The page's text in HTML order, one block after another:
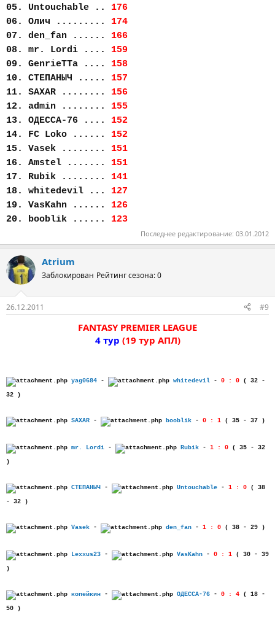
05. Untouchable .. 176
06. Олич ......... 174
07. den_fan ...... 166
08. mr. Lordi .... 159
09. GenrieTTa .... 158
10. СТЕПАНЫЧ ..... 157
11. SAXAR ........ 156
12. admin ........ 155
13. ОДЕССА-76 .... 152
14. FC Loko ...... 152
15. Vasek ........ 151
16. Amstel ....... 151
17. Rubik ........ 141
18. whitedevil ... 127
19. VasKahn ...... 126
20. booblik ...... 123
Последнее редактирование: 03.01.2012
Atrium
Заблокирован Рейтинг сезона: 0
26.12.2011 #9
FANTASY PREMIER LEAGUE
4 тур (19 тур АПЛ)
yag0684 - whitedevil - 0 : 0 ( 32 -
32 )
SAXAR - booblik - 0 : 1 ( 35 - 37 )
mr. Lordi - Rubik - 1 : 0 ( 35 - 32
)
СТЕПАНЫЧ - Untouchable - 1 : 0 ( 38
- 32 )
Vasek - den_fan - 1 : 0 ( 38 - 29 )
Lexxus23 - VasKahn - 0 : 1 ( 30 - 39
)
копейкин - ОДЕССА-76 - 0 : 4 ( 18 -
50 )